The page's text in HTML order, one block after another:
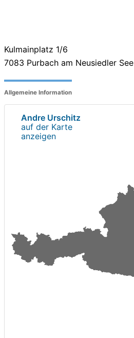
Kulmainplatz 1/6
7083 Purbach am Neusiedler See
Allgemeine Information
Andre Urschitz
auf der Karte
anzeigen